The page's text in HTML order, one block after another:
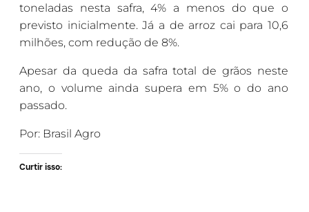
toneladas nesta safra, 4% a menos do que o
previsto inicialmente. Já a de arroz cai para 10,6
milhões, com redução de 8%.
Apesar da queda da safra total de grãos neste
ano, o volume ainda supera em 5% o do ano
passado.
Por: Brasil Agro
Curtir isso: